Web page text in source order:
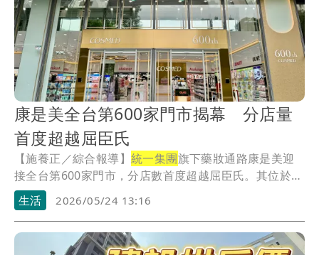
康是美全台第600家門市揭幕 分店量
首度超越屈臣氏
【施養正／綜合報導】 統一集團旗下藥妝通路康是美迎
接全台第600家門市，分店數首度超越屈臣氏。其位於
南...
生活 2026/05/24 13:16